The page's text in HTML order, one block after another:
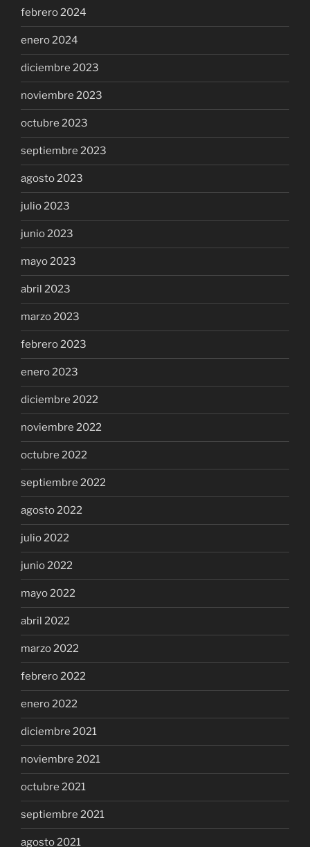
febrero 2024
enero 2024
diciembre 2023
noviembre 2023
octubre 2023
septiembre 2023
agosto 2023
julio 2023
junio 2023
mayo 2023
abril 2023
marzo 2023
febrero 2023
enero 2023
diciembre 2022
noviembre 2022
octubre 2022
septiembre 2022
agosto 2022
julio 2022
junio 2022
mayo 2022
abril 2022
marzo 2022
febrero 2022
enero 2022
diciembre 2021
noviembre 2021
octubre 2021
septiembre 2021
agosto 2021